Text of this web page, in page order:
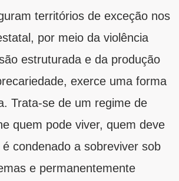
territórios de exceção nos
por meio da violência
estruturada e da produção
exerce uma forma
Trata-se de um regime de
quem pode viver, quem deve
condenado a sobreviver sob
e permanentemente